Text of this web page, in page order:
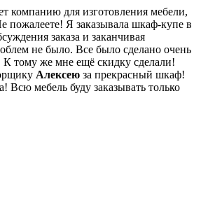
компанию для изготовления мебели,
пожалеете! Я заказывала шкаф-купе в
заказа и заканчивая
не было. Все было сделано очень
К тому же мне ещё скидку сделали!
Алексею за прекрасный шкаф!
Всю мебель буду заказывать только